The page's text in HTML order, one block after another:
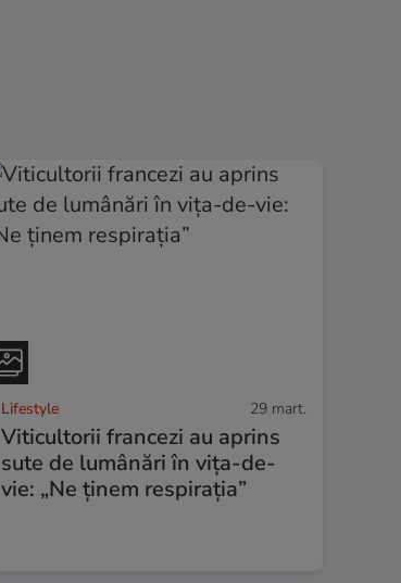
Lifestyle 29 mart.
Viticultorii francezi au aprins
sute de lumânări în vița-de-
vie: „Ne ținem respirația”